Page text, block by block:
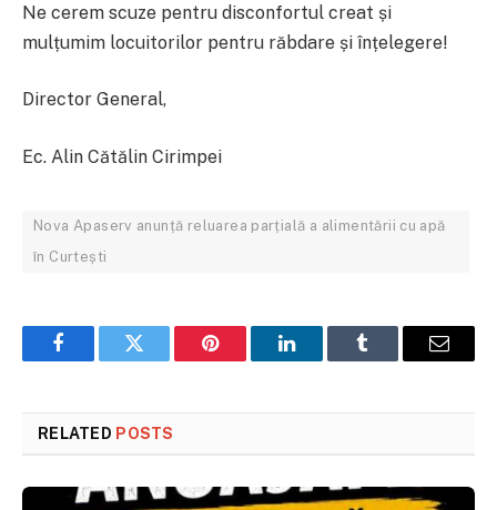
Ne cerem scuze pentru disconfortul creat și
mulțumim locuitorilor pentru răbdare și înțelegere!
Director General,
Ec. Alin Cătălin Cirimpei
Nova Apaserv anunță reluarea parțială a alimentării cu apă
în Curtești
FacebookTwitter Pinterest LinkedInTumblr Email
RELATED POSTS